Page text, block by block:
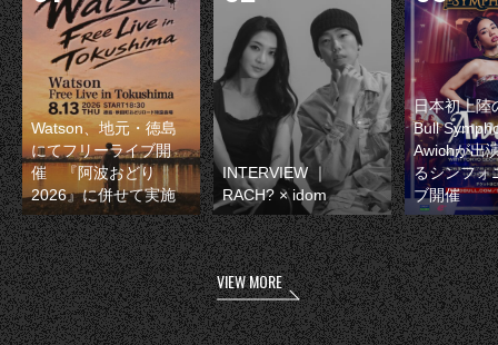
Watson、地元・徳島
にてフリーライブ開
催 『阿波おどり
2026』に併せて実施
INTERVIEW ｜
RACH? × idom
日本初上陸
Bull
Awichが出
るシンフォ
ブ開催
VIEW MORE